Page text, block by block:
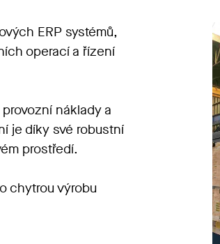
ERP systémů,
operací a řízení
náklady a
je díky své robustní
prostředí.
chytrou výrobu